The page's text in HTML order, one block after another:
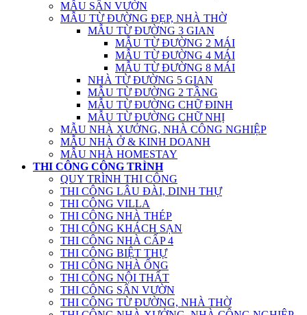
MẪU SÂN VƯỜN
MẪU TỪ ĐƯỜNG ĐẸP, NHÀ THỜ
MẪU TỪ ĐƯỜNG 3 GIAN
MẪU TỪ ĐƯỜNG 2 MÁI
MẪU TỪ ĐƯỜNG 4 MÁI
MẪU TỪ ĐƯỜNG 8 MÁI
NHÀ TỪ ĐƯỜNG 5 GIAN
MẪU TỪ ĐƯỜNG 2 TẦNG
MẪU TỪ ĐƯỜNG CHỮ ĐINH
MẪU TỪ ĐƯỜNG CHỮ NHỊ
MẪU NHÀ XƯỞNG, NHÀ CÔNG NGHIỆP
MẪU NHÀ Ở & KINH DOANH
MẪU NHÀ HOMESTAY
THI CÔNG CÔNG TRÌNH
QUY TRÌNH THI CÔNG
THI CÔNG LÂU ĐÀI, DINH THỰ
THI CÔNG VILLA
THI CÔNG NHÀ THÉP
THI CÔNG KHÁCH SẠN
THI CÔNG NHÀ CẤP 4
THI CÔNG BIỆT THỰ
THI CÔNG NHÀ ỐNG
THI CÔNG NỘI THẤT
THI CÔNG SÂN VƯỜN
THI CÔNG TỪ ĐƯỜNG, NHÀ THỜ